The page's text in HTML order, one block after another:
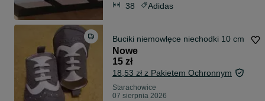
38 Adidas
Buciki niemowlęce niechodki 10 cm
Nowe
15 zł
18,53 zł z Pakietem Ochronnym
Starachowice
07 sierpnia 2026